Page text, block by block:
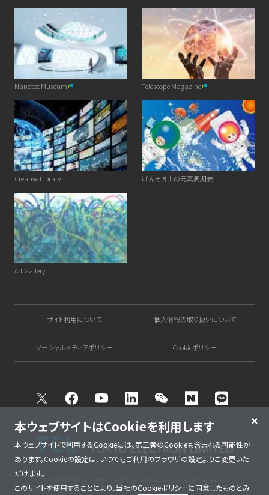
Nanotec Museum Telescope Magazine
Creative Library げんそ博士の元素周期表
Art Gallery
サイト利用について 個人情報の取り扱いについて
ソーシャルメディアポリシー Cookieポリシー
Twitter FacebookYoutube Linkedin WeChat NAVER
© 1996-2026. Copyright Tokyo Electron Limited. All Rights Reserved.
本ウェブサイトはCookieを利用します
本ウェブサイトで利用するCookieには、第三者のCookieも含まれる可能性が
あります。Cookieの設定は、いつでもご利用のブラウザの設定よりご変更いた
だけます。
このサイトを使用することにより、当社のCookieポリシーに同意したものとみ